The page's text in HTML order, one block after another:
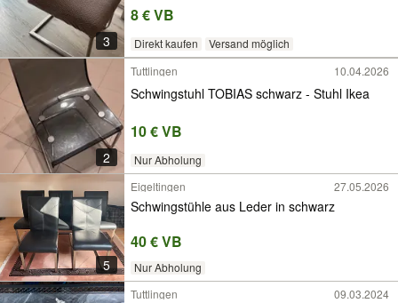
3
8 € VB
Direkt kaufen Versand möglich
2
Tuttlingen 10.04.2026
Schwingstuhl TOBIAS schwarz - Stuhl Ikea
10 € VB
Nur Abholung
5
Eigeltingen 27.05.2026
Schwingstühle aus Leder in schwarz
40 € VB
Nur Abholung
Tuttlingen 09.03.2024